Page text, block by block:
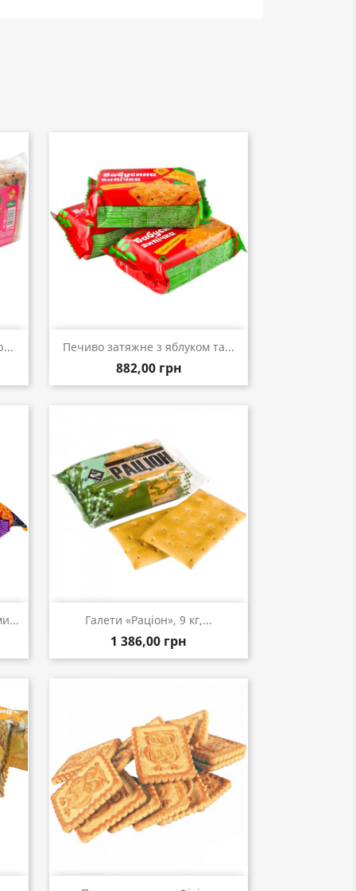
Печиво затяжне з яблуком та...
882,00 грн
Швидкий перегляд
Галети «Раціон», 9 кг,...
1 386,00 грн
Швидкий перегляд